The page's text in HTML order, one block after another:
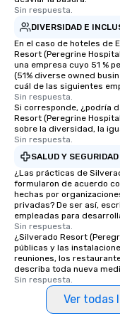
Sin respuesta.
DIVERSIDAD E
En el caso de hoteles de
Resort (Peregrine
una empresa cuyo 51 %
(51% diverse owned
cuál de las siguientes
Sin respuesta.
Si corresponde, ¿podría
Resort (Peregrine
sobre la diversidad, la
Sin respuesta.
SALUD Y SEGURIDAD
¿Las prácticas de
formularon de acuerdo
hechas por
privadas? De ser así,
empleadas para
Sin respuesta.
¿Silverado Resort
públicas y las
reuniones, los
describa toda nueva
Sin respuesta.
Ver todas